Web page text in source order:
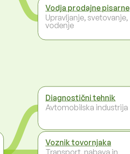
Vodja prodajne pisarne
Upravljanje, svetovanje,
vodenje
Diagnostični tehnik
Avtomobilska industrija
Voznik tovornjaka
Transport, nabava in